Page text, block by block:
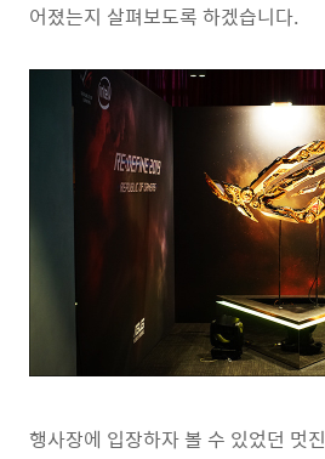
어졌는지 살펴보도록 하겠습니다.
행사장에 입장하자 볼 수 있었던 멋진